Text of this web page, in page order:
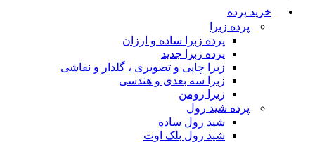
خرید پرده
پرده زبرا
پرده زبرا ساده و ارزان
پرده زبرا جدید
زبرا چاپی و تصویری ، گلدار و نقاشی
زبرا سه بعدی و هندسی
زبرا رومن
پرده شید رول
شید رول ساده
شید رول بلک اوت